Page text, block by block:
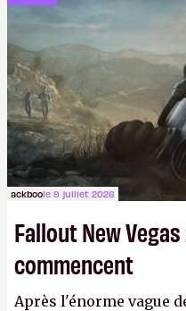
ackboole 9 juillet 2026
Fallout New
commencent
Après l'énorme vague